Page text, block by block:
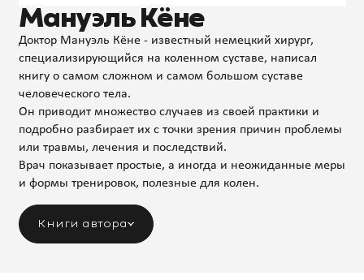
Мануэль Кёне
Доктор Мануэль Кёне - известный немецкий хирург,
специализирующийся на коленном суставе, написал
книгу о самом сложном и самом большом суставе
человеческого тела.
Он приводит множество случаев из своей практики и
подробно разбирает их с точки зрения причин проблемы
или травмы, лечения и последствий.
Врач показывает простые, а иногда и неожиданные меры
и формы тренировок, полезные для колен.
Книги автора